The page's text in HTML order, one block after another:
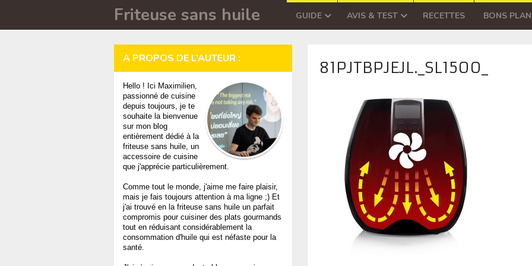
Friteuse sans huile GUIDE AVIS & TEST RECETTES BONS
81PJTBPJEJL._SL1500_
A PROPOS DE L’AUTEUR :
Hello ! Ici Maximilien,
passionné de cuisine
depuis toujours, je te
souhaite la bienvenue
sur mon blog
entièrement dédié à la
friteuse sans huile, un
accessoire de cuisine
que j'apprécie particulièrement.
Comme tout le monde, j'aime me faire plaisir,
mais je fais toujours attention à ma ligne ;) Et
j'ai trouvé en la friteuse sans huile un parfait
compromis pour cuisiner des plats gourmands
tout en réduisant considérablement la
consommation d'huile qui est néfaste pour la
santé.